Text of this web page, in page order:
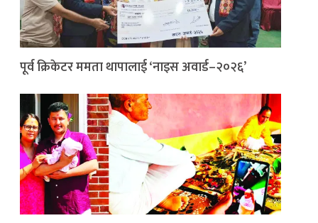
पूर्व क्रिकेटर ममता थापालाई ‘नाइस अवार्ड–२०२६’